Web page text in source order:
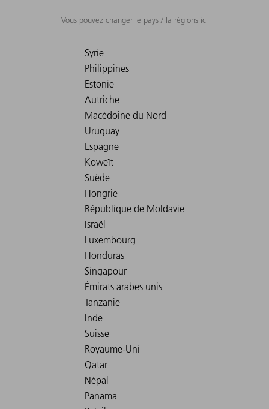
Vous pouvez changer le pays / la régions ici